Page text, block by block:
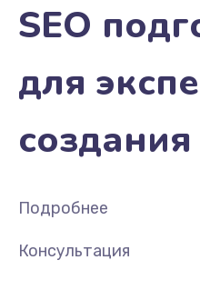
SEO
для
создания
Подробнее
Консультация